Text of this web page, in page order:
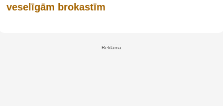
veselīgām brokastīm
Reklāma